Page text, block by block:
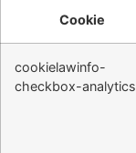
Cookie
cookielawinfo-
checkbox-analytics